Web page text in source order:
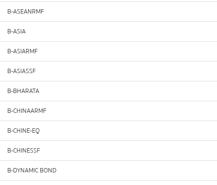
B-ASEANRMF
B-ASIA
B-ASIARMF
B-ASIASSF
B-BHARATA
B-CHINAARMF
B-CHINE-EQ
B-CHINESSF
B-DYNAMIC BOND